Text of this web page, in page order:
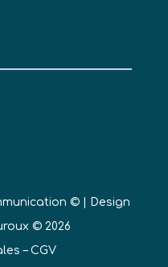
© | Design
© 2026
–CGV